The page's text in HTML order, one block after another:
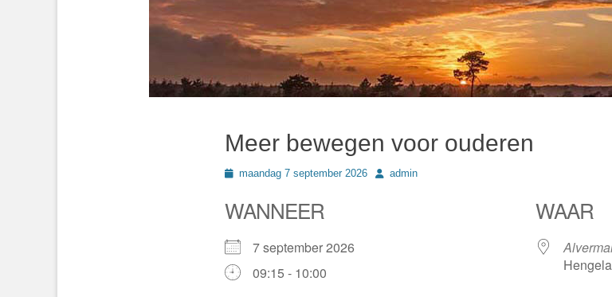
Meer bewegen voor ouderen
Geplaatst
maandag 7 september 2026 Authoradmin
WANNEER
7 september 2026
09:15 - 10:00
WAAR